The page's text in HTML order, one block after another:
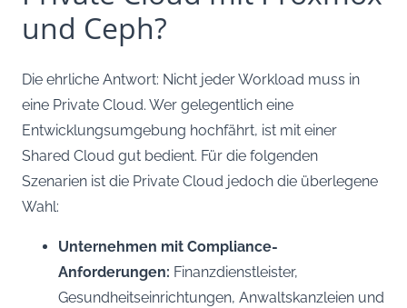
und Ceph?
Die ehrliche Antwort: Nicht jeder Workload muss in
eine Private Cloud. Wer gelegentlich eine
Entwicklungsumgebung hochfährt, ist mit einer
Shared Cloud gut bedient. Für die folgenden
Szenarien ist die Private Cloud jedoch die überlegene
Wahl:
Unternehmen mit Compliance-
Anforderungen: Finanzdienstleister,
Gesundheitseinrichtungen, Anwaltskanzleien und